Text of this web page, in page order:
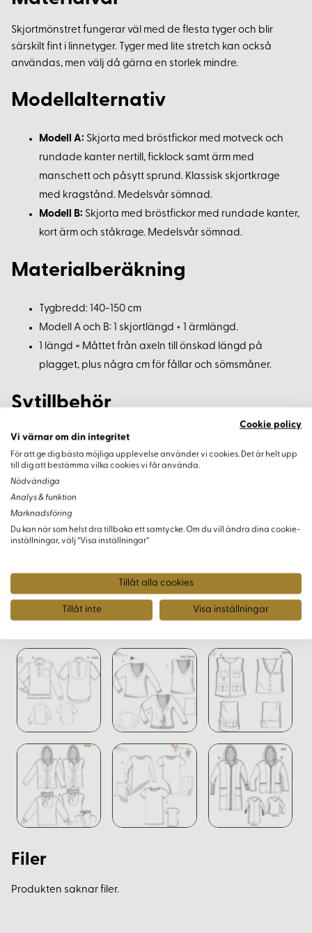
Skjortmönstret fungerar väl med de flesta tyger och blir
särskilt fint i linnetyger. Tyger med lite stretch kan också
användas, men välj då gärna en storlek mindre.
Modellalternativ
Modell A: Skjorta med bröstfickor med motveck och
rundade kanter nertill, ficklock samt ärm med
manschett och påsytt sprund. Klassisk skjortkrage
med kragstånd. Medelsvår sömnad.
Modell B: Skjorta med bröstfickor med rundade kanter,
kort ärm och ståkrage. Medelsvår sömnad.
Materialberäkning
Tygbredd: 140-150 cm
Modell A och B: 1 skjortlängd + 1 ärmlängd.
1 längd = Måttet från axeln till önskad längd på
plagget, plus några cm för fållar och sömsmåner.
Sytillbehör
För både Modell A och B behöver du lämpliga sytillbehör för
krage, ärmar och fickor efter eget tycke och smak.
Varianter
Filer
Produkten saknar filer.
Cookie policy
Vi värnar om din integritet
För att ge dig bästa möjliga upplevelse använder vi cookies. Det är helt upp
till dig att bestämma vilka cookies vi får använda.
Nödvändiga
Analys & funktion
Marknadsföring
Du kan när som helst dra tillbaka ett samtycke. Om du vill ändra dina cookie-
inställningar, välj “Visa inställningar”
Tillåt alla cookies
Tillåt inte Visa inställningar